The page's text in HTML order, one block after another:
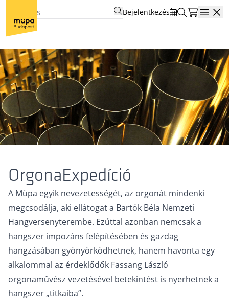
Bejelentkezés
OrgonaExpedíció
A Müpa egyik nevezetességét, az orgonát mindenki
megcsodálja, aki ellátogat a Bartók Béla Nemzeti
Hangversenyterembe. Ezúttal azonban nemcsak a
hangszer impozáns felépítésében és gazdag
hangzásában gyönyörködhetnek, hanem havonta egy
alkalommal az érdeklődők Fassang László
orgonaművész vezetésével betekintést is nyerhetnek a
hangszer „titkaiba”.